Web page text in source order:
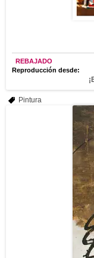
REBAJADO
Reproducción desde:
Pintura